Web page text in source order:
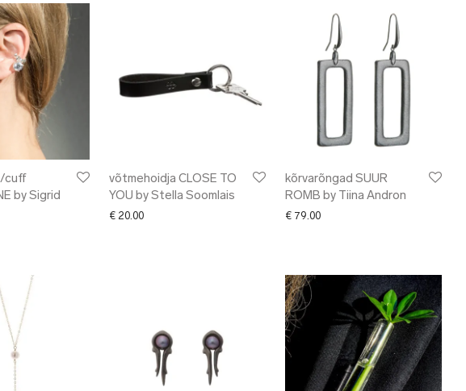
cuff
by Sigrid
võtmehoidja CLOSE TO
YOU by Stella Soomlais
€ 20.00
kõrvarõngad SUUR
ROMB by Tiina Andron
€ 79.00